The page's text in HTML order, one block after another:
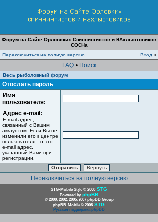
Форум на Сайте Орловских Спиннингистов и НАхлыстовиков
СОСНа
Переключиться на полную версию
Вход •
FAQ • Поиск
Весь рыболовный форум
Отослать пароль
Имя
пользователя:
Адрес e-mail:
E-mail адрес,
связанный с Вашим
аккаунтом. Если Вы не
изменили его в центре
пользователя, то это
e-mail адрес,
указанный Вами при
регистрации.
Переключиться на полную версию
STG-Mobile Style © 2008 STG
Powered by phpBB
© 2000, 2002, 2005, 2007 phpBB Group
phpBB-Mobile © 2008 STG
Русская поддержка phpBB